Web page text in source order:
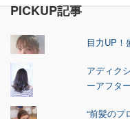
PICKUP記事
目力UP！
アディク
ーアフター
“前髪のプ